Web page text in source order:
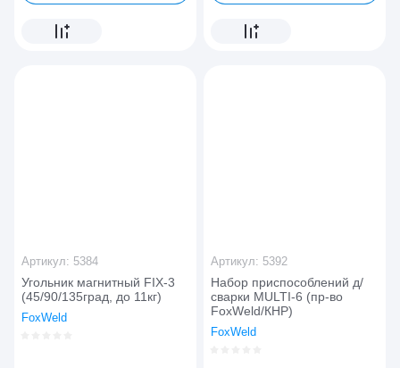
Угольник магнитный FIX-3
(45/90/135град, до 11кг)
FoxWeld
Артикул: 5384
Набор приспособлений д/
сварки MULTI-6 (пр-во
FoxWeld/КНР)
FoxWeld
Артикул: 5392